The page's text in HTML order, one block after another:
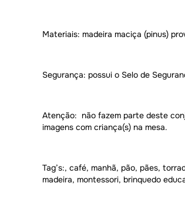
Materiais: madeira maciça (pinus)
Segurança: possui o Selo de
Atenção: não fazem parte deste
imagens com criança(s) na mesa.
Tag’s:, café, manhã, pão, pães,
madeira, montessori, brinquedo